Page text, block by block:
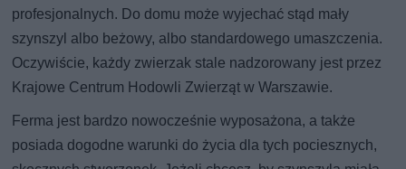
profesjonalnych. Do domu może wyjechać stąd mały
szynszyl albo beżowy, albo standardowego umaszczenia.
Oczywiście, każdy zwierzak stale nadzorowany jest przez
Krajowe Centrum Hodowli Zwierząt w Warszawie.
Ferma jest bardzo nowocześnie wyposażona, a także
posiada dogodne warunki do życia dla tych pociesznych,